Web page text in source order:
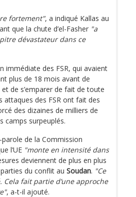
fortement", a indiqué Kallas au
que la chute d’el-Fasher "a
dévastateur dans ce
immédiate des FSR, qui avaient
plus de 18 mois avant de
et de s’emparer de fait de toute
attaques des FSR ont fait des
des dizaines de milliers de
camps surpeuplés.
de la Commission
l’UE "monte en intensité dans
deviennent de plus en plus
du conflit au Soudan. "Ce
Cela fait partie d’une approche
, a-t-il ajouté.